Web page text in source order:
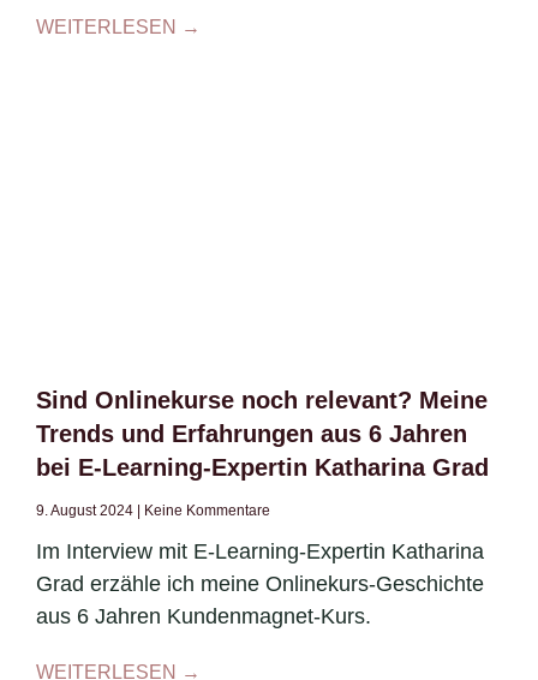
WEITERLESEN →
Sind Onlinekurse noch relevant? Meine
Trends und Erfahrungen aus 6 Jahren
bei E-Learning-Expertin Katharina Grad
9. August 2024 Keine Kommentare
Im Interview mit E-Learning-Expertin Katharina
Grad erzähle ich meine Onlinekurs-Geschichte
aus 6 Jahren Kundenmagnet-Kurs.
WEITERLESEN →